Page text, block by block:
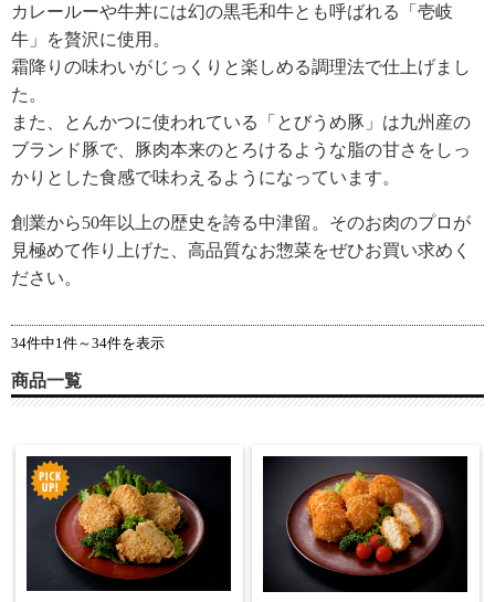
カレールーや牛丼には幻の黒毛和牛とも呼ばれる「壱岐
牛」を贅沢に使用。
霜降りの味わいがじっくりと楽しめる調理法で仕上げまし
た。
また、とんかつに使われている「とびうめ豚」は九州産の
ブランド豚で、豚肉本来のとろけるような脂の甘さをしっ
かりとした食感で味わえるようになっています。
創業から50年以上の歴史を誇る中津留。そのお肉のプロが
見極めて作り上げた、高品質なお惣菜をぜひお買い求めく
ださい。
34件中1件～34件を表示
商品一覧